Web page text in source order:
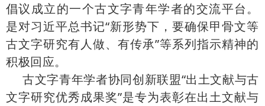
倡议成立的一个古文字青年学者的交流平台。
是对习近平总书记“新形势下，要确保甲骨文等
古文字研究有人做、有传承”等系列指示精神的
积极回应。
古文字青年学者协同创新联盟“出土文献与古
文字研究优秀成果奖”是专为表彰在出土文献与